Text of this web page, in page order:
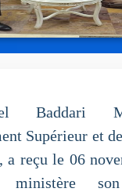
Baddari
Supérieur et
a reçu le 06
son